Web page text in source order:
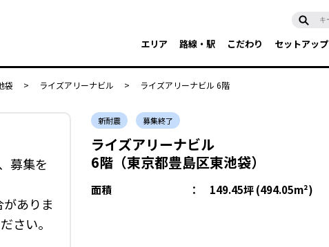
エリア 路線・駅 こだわり セットアップ
袋 > ライズアリーナビル > ライズアリーナビル 6階
募集を
ありま
さい。
新耐震 募集終了
ライズアリーナビル
6階（東京都豊島区東池袋）
面積 ： 149.45坪 (494.05m²)